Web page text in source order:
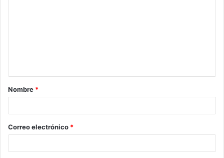
a
r
*
Nombre *
Correo electrónico *